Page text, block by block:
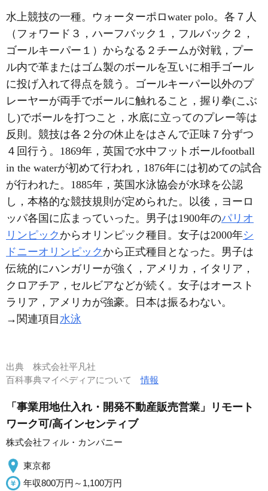
水上競技の一種。ウォーターポロwater polo。各７人
（フォワード３，ハーフバック１，フルバック２，
ゴールキーパー１）からなる２チームが対戦，プー
ル内で革またはゴム製のボールを互いに相手ゴール
に投げ入れて得点を競う。ゴールキーパー以外のプ
レーヤーが両手でボールに触れること，握り拳(こぶ
し)でボールを打つこと，水底に立ってのプレー等は
反則。競技は各２分の休止をはさんで正味７分ずつ
４回行う。1869年，英国で水中フットボールfootball
in the waterが初めて行われ，1876年には初めての試合
が行われた。1885年，英国水泳協会が水球を公認
し，本格的な競技規則が定められた。以後，ヨーロ
ッパ各国に広まっていった。男子は1900年のパリオ
リンピックからオリンピック種目。女子は2000年シ
ドニーオリンピックから正式種目となった。男子は
伝統的にハンガリーが強く，アメリカ，イタリア，
クロアチア，セルビアなどが続く。女子はオースト
ラリア，アメリカが強豪。日本は振るわない。
→関連項目 水泳
出典 株式会社平凡社
百科事典マイペディアについて情報
「事業用地仕入れ・開発不動産販売営業」リモート
ワーク可/高インセンティブ
株式会社フィル・カンパニー
東京都
年収800万円～1,100万円